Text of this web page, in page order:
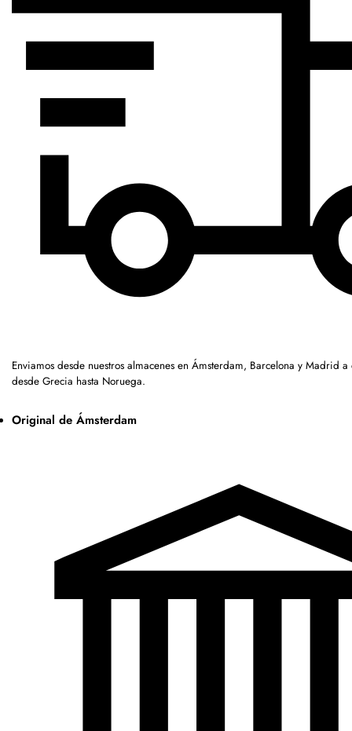
Enviamos desde nuestros almacenes en Ámsterdam, Barcelona y Madrid
desde Grecia hasta Noruega.
Original de Ámsterdam